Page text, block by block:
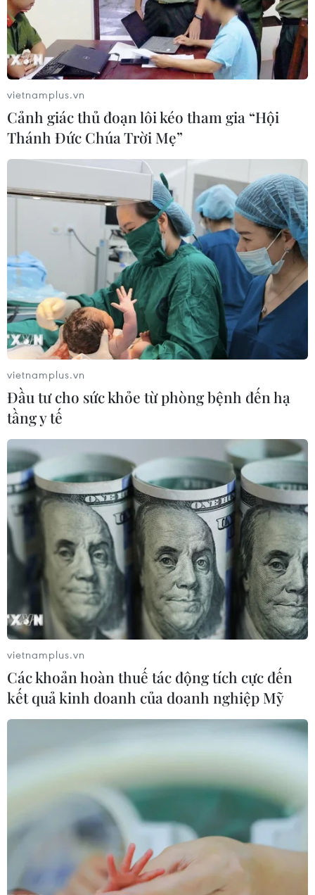
TIN CÙNG CHUYÊN MỤC
Bạn bè Canada chia sẻ về giá trị độc
lập, tự chủ của Việt Nam
09/08/2026 05:13
Người từng là luật sư riêng của Tổng
thống Trump trở thành Bộ trưởng Tư
pháp Mỹ
08/08/2026 23:28
Thượng viện Mỹ thông qua luật ngân
sách tránh nguy cơ chính phủ đóng
cửa
08/08/2026 13:31
Canada, Mỹ đàm phán thỏa thuận
thương mại tạm thời nhằm hạ nhiệt
vietnamplus.vn
Cảnh giác thủ đoạn lôi kéo tham gia “Hội
Thánh Đức Chúa Trời Mẹ”
vietnamplus.vn
Đầu tư cho sức khỏe từ phòng bệnh đến hạ
tầng y tế
vietnamplus.vn
Các khoản hoàn thuế tác động tích cực đến
kết quả kinh doanh của doanh nghiệp Mỹ